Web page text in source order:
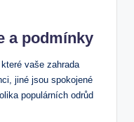
a podmínky
vaše zahrada
jiné jsou spokojené
populárních odrůd